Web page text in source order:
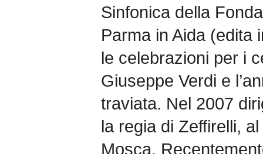
Sinfonica della
Parma in Aida (edita
le celebrazioni per i
Giuseppe Verdi e
traviata. Nel 2007
la regia di Zeffirelli,
Mosca.